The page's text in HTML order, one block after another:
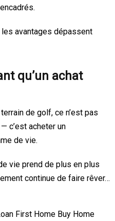
avantages dépassent
qu’un achat
de golf, ce n’est pas
c’est acheter un
de vie.
vie prend de plus en plus
continue de faire rêver…
First Home Buy Home